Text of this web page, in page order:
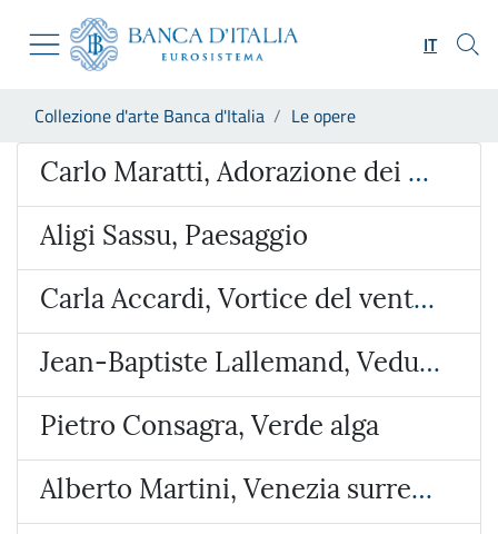
Skip to Main Content
Vai al sito istituzionale
Vai al menu di navigazione
Vai alla ricerca
Vai al footer
IT
Collezione d'arte Banca d'Italia Le opere
Opera
Carlo Maratti, Adorazione dei Magi
Aligi Sassu, Paesaggio
Carla Accardi, Vortice del vento verde
Jean-Baptiste Lallemand, Veduta ideata con l’Arco di Giano e San Giorgio al Velabro
Pietro Consagra, Verde alga
Alberto Martini, Venezia surreale